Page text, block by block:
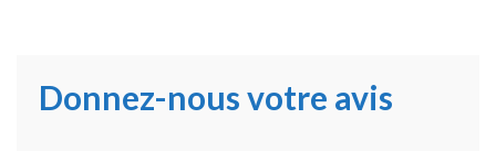
Donnez-nous votre avis